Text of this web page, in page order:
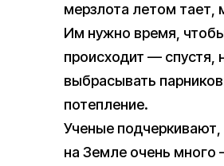
мерзлота летом тает,
Им нужно время, чтобы
происходит — спустя,
выбрасывать
потепление.
Ученые подчеркивают,
на Земле очень много